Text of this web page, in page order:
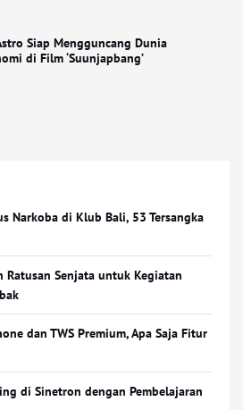
Siap Mengguncang Dunia
di Film ‘Suunjapbang’
Narkoba di Klub Bali, 53 Tersangka
Ratusan Senjata untuk Kegiatan
dan TWS Premium, Apa Saja Fitur
di Sinetron dengan Pembelajaran